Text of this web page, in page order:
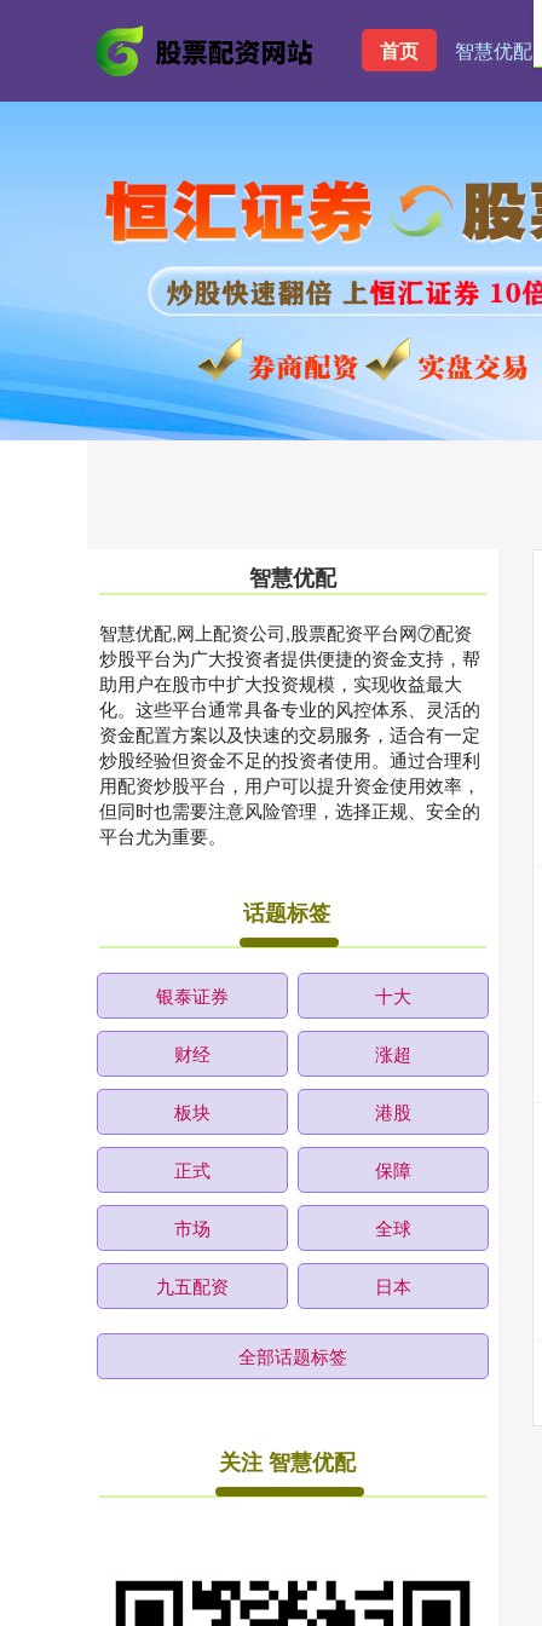
首页 智慧优配
智慧优配
智慧优配,网上配资公司,股票配资平台网⑦配资
炒股平台为广大投资者提供便捷的资金支持，帮
助用户在股市中扩大投资规模，实现收益最大
化。这些平台通常具备专业的风控体系、灵活的
资金配置方案以及快速的交易服务，适合有一定
炒股经验但资金不足的投资者使用。通过合理利
用配资炒股平台，用户可以提升资金使用效率，
但同时也需要注意风险管理，选择正规、安全的
平台尤为重要。
话题标签
银泰证券 十大
财经 涨超
板块 港股
正式 保障
市场 全球
九五配资 日本
全部话题标签
关注 智慧优配